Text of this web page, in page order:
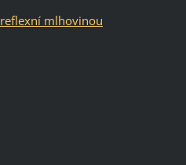
reflexní mlhovinou